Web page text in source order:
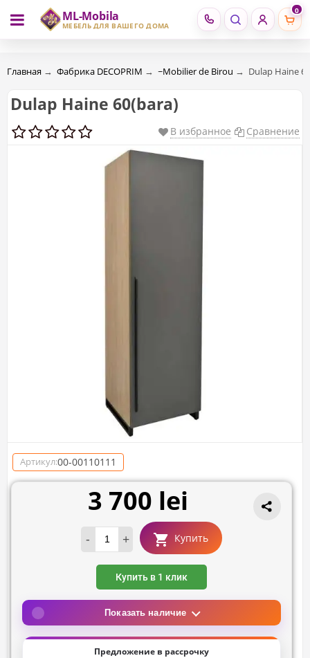
ML-Mobila
МЕБЕЛЬ ДЛЯ ВАШЕГО ДОМА
0
RU RO
Главная → Фабрика DECOPRIM → ~Mobilier de Birou → Dulap Haine
Dulap Haine 60(bara)
В избранное Сравнение
Артикул:00-00110111
3 700 lei
- + Купить
Купить в 1 клик
Показать наличие
Предложение в рассрочку